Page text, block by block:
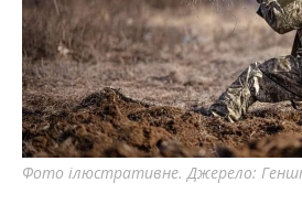
найважливішу
міста
Фото ілюстративне. Джерело: